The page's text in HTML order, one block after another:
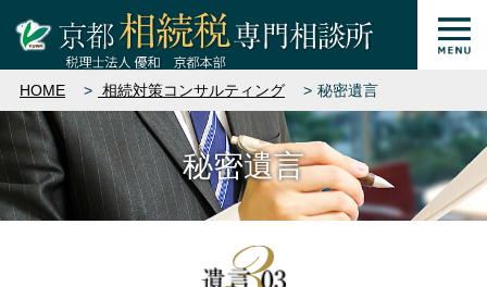
HOME 相続対策コンサルティング 秘密遺言
秘密遺言